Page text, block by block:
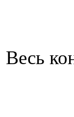
Весь